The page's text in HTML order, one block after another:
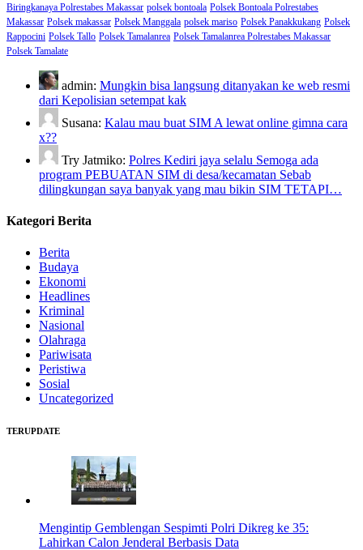
Biringkanaya Polrestabes Makassar polsek bontoala Polsek Bontoala Polrestabes
Makassar Polsek makassar Polsek Manggala polsek mariso Polsek Panakkukang Polsek
Rappocini Polsek Tallo Polsek Tamalanrea Polsek Tamalanrea Polrestabes Makassar
Polsek Tamalate
admin: Mungkin bisa langsung ditanyakan ke web resmi
dari Kepolisian setempat kak
Susana: Kalau mau buat SIM A lewat online gimna cara
x??
Try Jatmiko: Polres Kediri jaya selalu Semoga ada
program PEBUATAN SIM di desa/kecamatan Sebab
dilingkungan saya banyak yang mau bikin SIM TETAPI…
Kategori Berita
Berita
Budaya
Ekonomi
Headlines
Kriminal
Nasional
Olahraga
Pariwisata
Peristiwa
Sosial
Uncategorized
TERUPDATE
Mengintip Gemblengan Sespimti Polri Dikreg ke 35:
Lahirkan Calon Jenderal Berbasis Data